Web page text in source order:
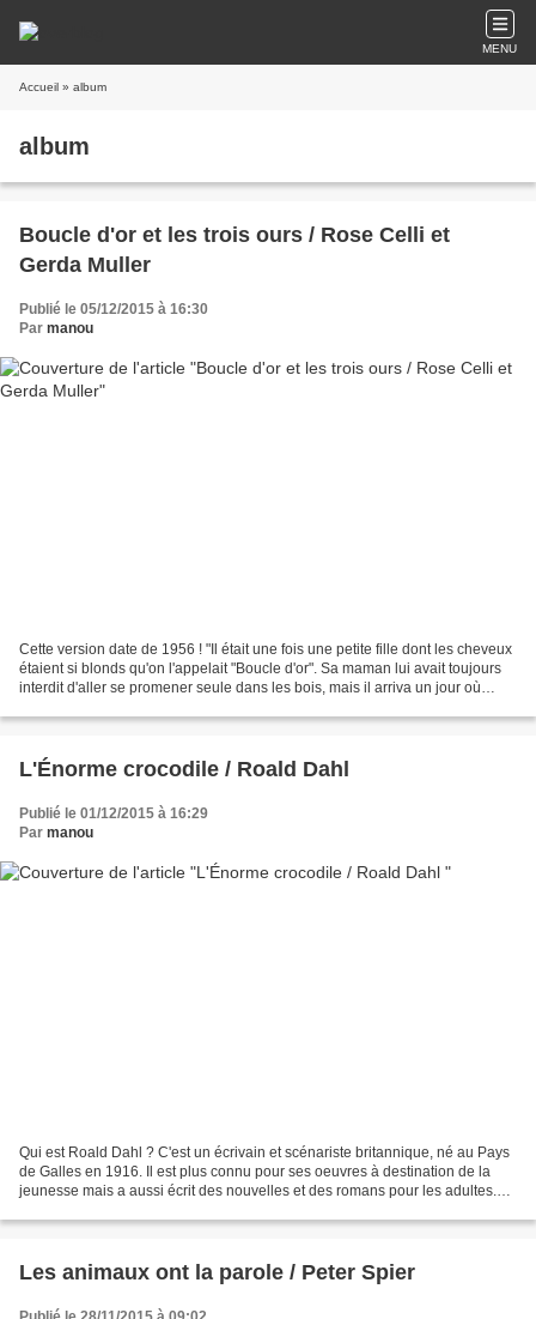
MENU
Accueil » album
album
Boucle d'or et les trois ours / Rose Celli et
Gerda Muller
Publié le 05/12/2015 à 16:30
Par manou
Cette version date de 1956 ! "Il était une fois une petite fille dont les cheveux
étaient si blonds qu'on l'appelait "Boucle d'or". Sa maman lui avait toujours
interdit d'aller se promener seule dans les bois, mais il arriva un jour où
L'Énorme crocodile / Roald Dahl
Publié le 01/12/2015 à 16:29
Par manou
Qui est Roald Dahl ? C'est un écrivain et scénariste britannique, né au Pays
de Galles en 1916. Il est plus connu pour ses oeuvres à destination de la
jeunesse mais a aussi écrit des nouvelles et des romans pour les adultes.
Les animaux ont la parole / Peter Spier